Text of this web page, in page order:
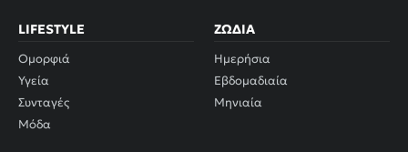
LIFESTYLE
Ομορφιά
Υγεία
Συνταγές
Μόδα
ΖΏΔΙΑ
Ημερήσια
Εβδομαδιαία
Μηνιαία